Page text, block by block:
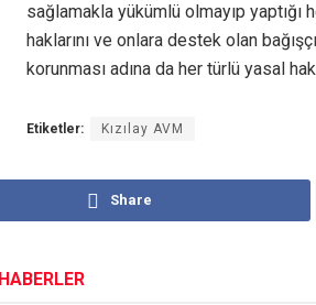
sağlamakla yükümlü olmayıp
haklarını ve onlara destek olan
korunması adına da her türlü yasal
Etiketler: Kızılay AVM
Share
HABERLER